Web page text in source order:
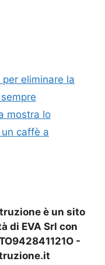
eliminare la
mostra lo
caffè a
è un sito
di EVA Srl con
-